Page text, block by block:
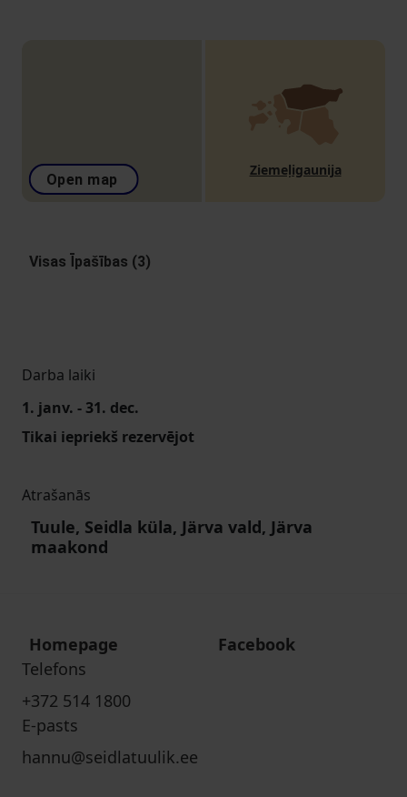
Open map
Ziemeļigaunija
Visas Īpašības (3)
Darba laiki
1. janv. - 31. dec.
Tikai iepriekš rezervējot
Atrašanās
Tuule, Seidla küla, Järva vald, Järva
maakond
Homepage
Facebook
Telefons
+372 514 1800
E-pasts
hannu@seidlatuulik.ee